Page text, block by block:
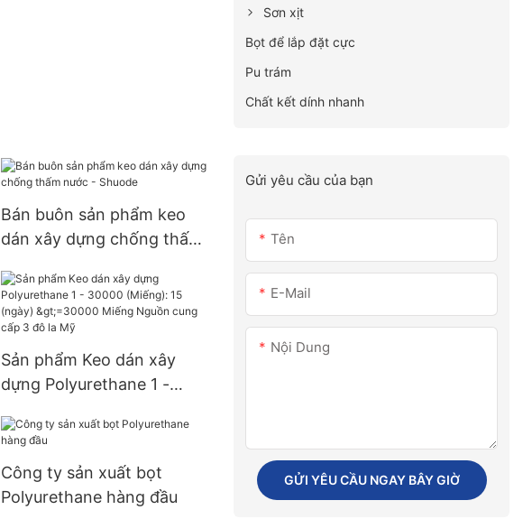
Bán buôn sản phẩm keo
dán xây dựng chống thấm
Sản phẩm Keo dán xây
dựng Polyurethane 1 -
>=30000 Miếng Nguồn
Công ty sản xuất bọt
Polyurethane hàng đầu
Sơn xịt
Bọt để lắp đặt cực
Pu trám
Chất kết dính nhanh
Gửi yêu cầu của bạn
Tên
E-Mail
Nội Dung
GỬI YÊU CẦU NGAY BÂY GIỜ